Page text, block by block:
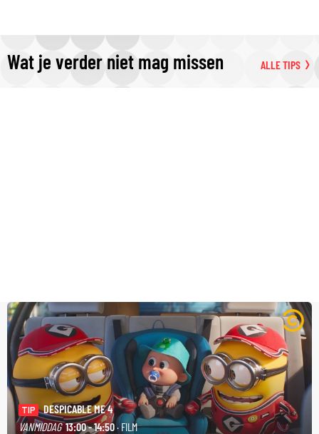
Wat je verder niet mag missen ALLE TIPS
TIP
DESPICABLE ME 4
VANMIDDAG 13:00 - 14:50· FILM